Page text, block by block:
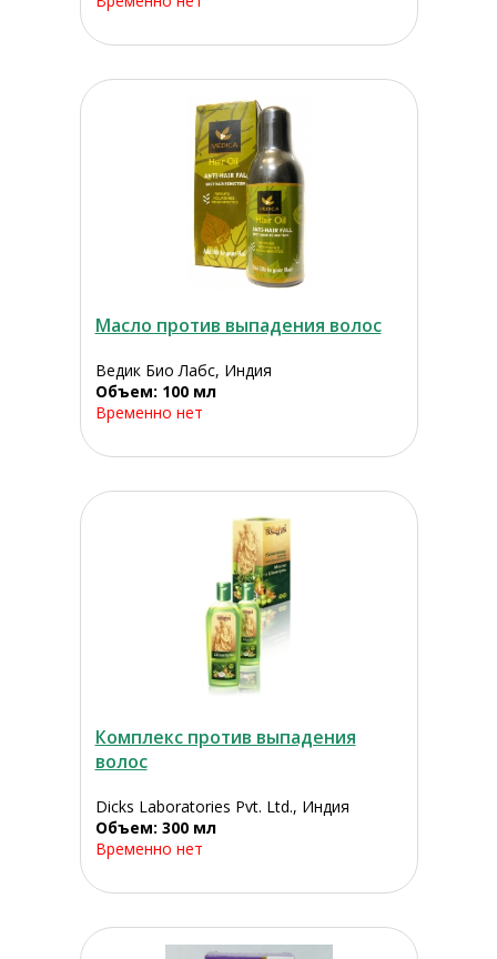
Масло против выпадения волос
Ведик Био Лабс, Индия
Объем: 100 мл
Временно нет
Комплекс против выпадения
волос
Dicks Laboratories Pvt. Ltd., Индия
Объем: 300 мл
Временно нет